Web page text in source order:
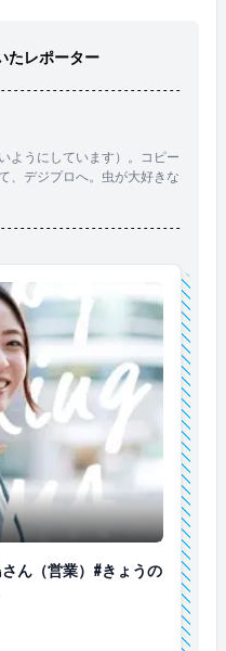
ます（笑） &nbsp; &nb
する秘訣を一言でいう
目標”を立てることか
なものじゃなくて、仕
育児では1日1回子供
事帰りに、今日はどん
えるのは気分が明るく
楽しんでいます。 &nbs
まで！ 次の「Happy W
&nbsp; ▼過去の「Hap
https://www.en-soku.co
life/51305 https://w
www.en-soku.com/life/
たレポーター
ようにしています）。コピー
、デジプロへ。虫が大好きな
福島さん（営業）#きょうの
さん（営業）#きょうの